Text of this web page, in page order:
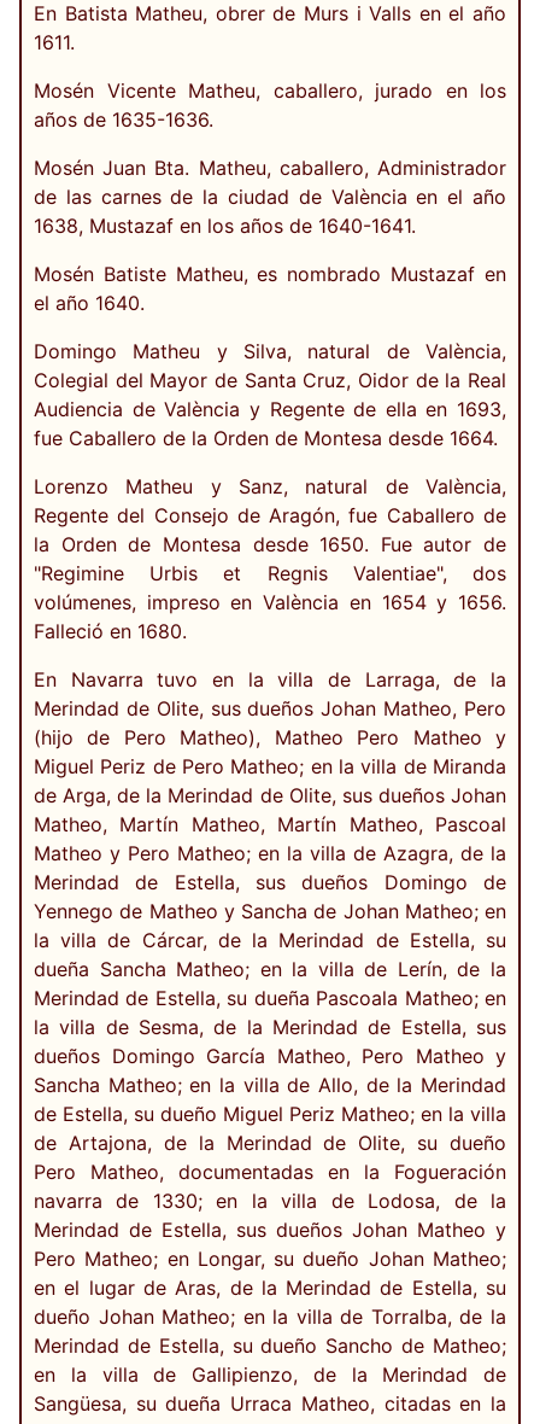
En Batista Matheu, obrer de Murs i Valls en el año
1611.
Mosén Vicente Matheu, caballero, jurado en los
años de 1635-1636.
Mosén Juan Bta. Matheu, caballero, Administrador
de las carnes de la ciudad de València en el año
1638, Mustazaf en los años de 1640-1641.
Mosén Batiste Matheu, es nombrado Mustazaf en
el año 1640.
Domingo Matheu y Silva, natural de València,
Colegial del Mayor de Santa Cruz, Oidor de la Real
Audiencia de València y Regente de ella en 1693,
fue Caballero de la Orden de Montesa desde 1664.
Lorenzo Matheu y Sanz, natural de València,
Regente del Consejo de Aragón, fue Caballero de
la Orden de Montesa desde 1650. Fue autor de
"Regimine Urbis et Regnis Valentiae", dos
volúmenes, impreso en València en 1654 y 1656.
Falleció en 1680.
En Navarra tuvo en la villa de Larraga, de la
Merindad de Olite, sus dueños Johan Matheo, Pero
(hijo de Pero Matheo), Matheo Pero Matheo y
Miguel Periz de Pero Matheo; en la villa de Miranda
de Arga, de la Merindad de Olite, sus dueños Johan
Matheo, Martín Matheo, Martín Matheo, Pascoal
Matheo y Pero Matheo; en la villa de Azagra, de la
Merindad de Estella, sus dueños Domingo de
Yennego de Matheo y Sancha de Johan Matheo; en
la villa de Cárcar, de la Merindad de Estella, su
dueña Sancha Matheo; en la villa de Lerín, de la
Merindad de Estella, su dueña Pascoala Matheo; en
la villa de Sesma, de la Merindad de Estella, sus
dueños Domingo García Matheo, Pero Matheo y
Sancha Matheo; en la villa de Allo, de la Merindad
de Estella, su dueño Miguel Periz Matheo; en la villa
de Artajona, de la Merindad de Olite, su dueño
Pero Matheo, documentadas en la Fogueración
navarra de 1330; en la villa de Lodosa, de la
Merindad de Estella, sus dueños Johan Matheo y
Pero Matheo; en Longar, su dueño Johan Matheo;
en el lugar de Aras, de la Merindad de Estella, su
dueño Johan Matheo; en la villa de Torralba, de la
Merindad de Estella, su dueño Sancho de Matheo;
en la villa de Gallipienzo, de la Merindad de
Sangüesa, su dueña Urraca Matheo, citadas en la